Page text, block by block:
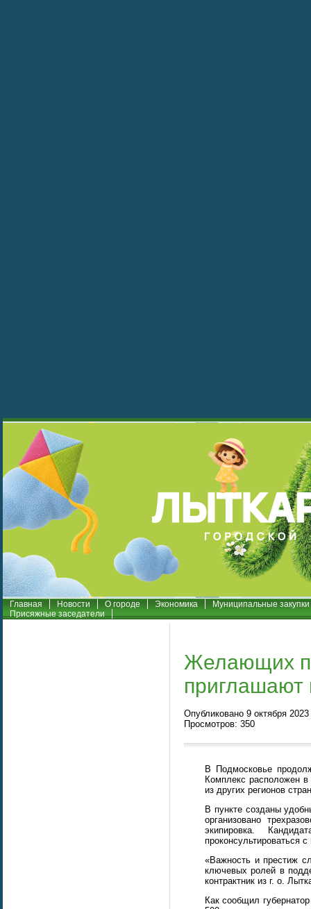
Главная Новости О городе Экономика
Муниципальные закупки
Присяжные заседатели
Желающих
приглашают
Опубликовано 9 октября
Просмотров: 350
В Подмосковье
Комплекс расположен
из других регионов
В пункте созданы
организовано
экипировка.
проконсультироваться
«Важность и престиж
ключевых ролей в
контрактник из г. о.
Как сообщил